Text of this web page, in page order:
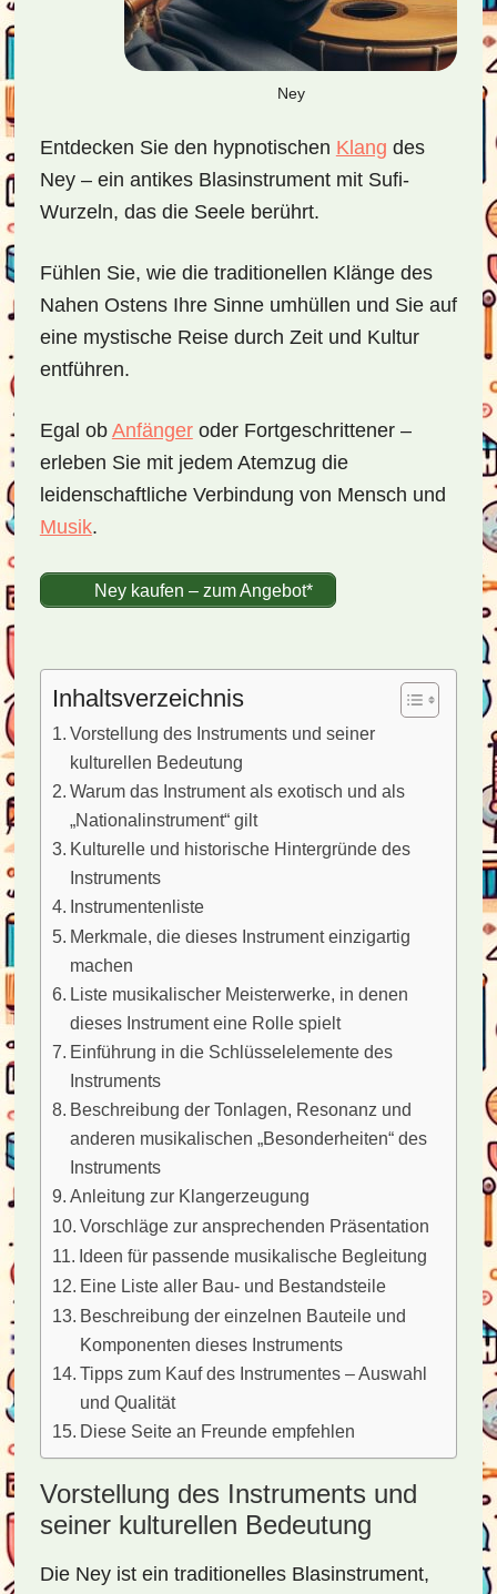
Ney
Entdecken Sie den hypnotischen Klang des
Ney – ein antikes Blasinstrument mit Sufi-
Wurzeln, das die Seele berührt.
Fühlen Sie, wie die traditionellen Klänge des
Nahen Ostens Ihre Sinne umhüllen und Sie auf
eine mystische Reise durch Zeit und Kultur
entführen.
Egal ob Anfängeroder Fortgeschrittener –
erleben Sie mit jedem Atemzug die
leidenschaftliche Verbindung von Mensch und
Musik.
Ney kaufen – zum Angebot*
Inhaltsverzeichnis
Vorstellung des Instruments und seiner
kulturellen Bedeutung
Warum das Instrument als exotisch und als
„Nationalinstrument“ gilt
Kulturelle und historische Hintergründe des
Instruments
Instrumentenliste
Merkmale, die dieses Instrument einzigartig
machen
Liste musikalischer Meisterwerke, in denen
dieses Instrument eine Rolle spielt
Einführung in die Schlüsselelemente des
Instruments
Beschreibung der Tonlagen, Resonanz und
anderen musikalischen „Besonderheiten“ des
Instruments
Anleitung zur Klangerzeugung
Vorschläge zur ansprechenden Präsentation
Ideen für passende musikalische Begleitung
Eine Liste aller Bau- und Bestandsteile
Beschreibung der einzelnen Bauteile und
Komponenten dieses Instruments
Tipps zum Kauf des Instrumentes – Auswahl
und Qualität
Diese Seite an Freunde empfehlen
Vorstellung des Instruments und
seiner kulturellen Bedeutung
Die Ney ist ein traditionelles Blasinstrument,